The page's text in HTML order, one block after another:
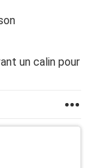
un calin pour